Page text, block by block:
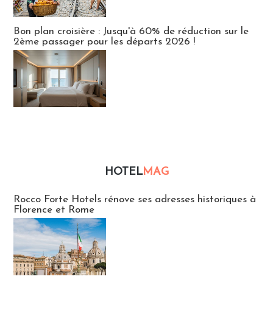
Bon plan croisière : Jusqu'à 60% de réduction sur le
2ème passager pour les départs 2026 !
HOTELMAG
Rocco Forte Hotels rénove ses adresses historiques à
Florence et Rome